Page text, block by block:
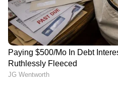
എങ്ങനെ
ആരോഗ്യപ്രശ്‌നങ്ങള്‍
മുന്‍കൂട്ടി
അതിനായുള്ള